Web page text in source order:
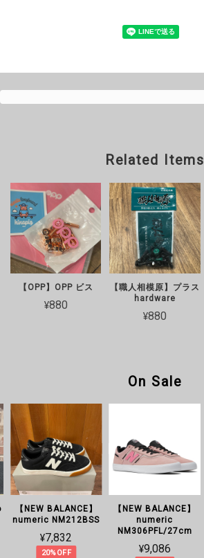
Related Items
【OPP】OPP ビス
¥880
【職人相模原】プラス
hardware
¥880
On Sale
【NEW BALANCE】
numeric NM212BSS
¥7,832
20%OFF
【NEW BALANCE】
numeric
NM306PFL/27cm
¥9,086